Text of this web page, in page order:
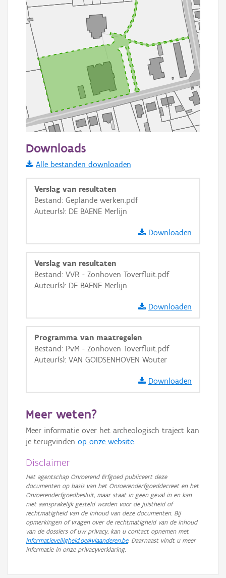
Informatie Vlaanderen
i
+ −
Basis Lagen
Ortho
GRB-Basiskaart
GRB-Basiskaart in grijswaarden
Downloads
Alle bestanden downloaden
Verslag van resultaten
Bestand: Geplande werken.pdf
Auteur(s): DE BAENE Merlijn
Downloaden
Verslag van resultaten
Bestand: VVR - Zonhoven Toverfluit.pdf
Auteur(s): DE BAENE Merlijn
Downloaden
Programma van maatregelen
Bestand: PvM - Zonhoven Toverfluit.pdf
Auteur(s): VAN GOIDSENHOVEN Wouter
Downloaden
Meer weten?
Meer informatie over het archeologisch traject kan
je terugvinden op onze website.
Disclaimer
Het agentschap Onroerend Erfgoed publiceert deze
documenten op basis van het Onroerenderfgoeddecreet en het
Onroerenderfgoedbesluit, maar staat in geen geval in en kan
niet aansprakelijk gesteld worden voor de juistheid of
rechtmatigheid van de inhoud van deze documenten. Bij
opmerkingen of vragen over de rechtmatigheid van de inhoud
van de dossiers of uw privacy, kan u contact opnemen met
informatieveiligheid.oe@vlaanderen.be. Daarnaast vindt u meer
informatie in onze privacyverklaring.